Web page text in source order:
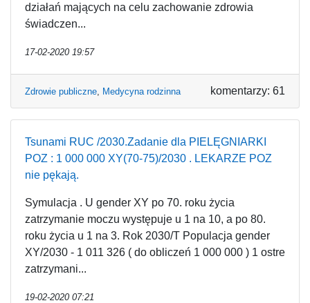
działań mających na celu zachowanie zdrowia
świadczen...
17-02-2020 19:57
Zdrowie publiczne, Medycyna rodzinna komentarzy: 61
Tsunami RUC /2030.Zadanie dla PIELĘGNIARKI
POZ : 1 000 000 XY(70-75)/2030 . LEKARZE POZ
nie pękają.
Symulacja . U gender XY po 70. roku życia
zatrzymanie moczu występuje u 1 na 10, a po 80.
roku życia u 1 na 3. Rok 2030/T Populacja gender
XY/2030 - 1 011 326 ( do obliczeń 1 000 000 ) 1 ostre
zatrzymani...
19-02-2020 07:21